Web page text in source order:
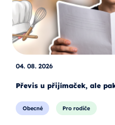
04. 08. 2026
Převis u přijímaček, ale
Obecné Pro rodiče